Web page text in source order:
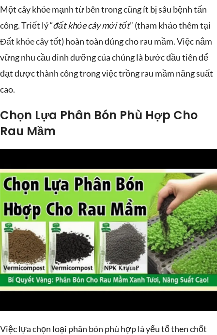
Một cây khỏe mạnh từ bên trong cũng ít bị sâu bệnh tấn
công. Triết lý “đất khỏe cây mới tốt” (tham khảo thêm tại
Đất khỏe cây tốt) hoàn toàn đúng cho rau mầm. Việc nắm
vững nhu cầu dinh dưỡng của chúng là bước đầu tiên để
đạt được thành công trong việc trồng rau mầm năng suất
cao.
Chọn Lựa Phân Bón Phù Hợp Cho
Rau Mầm
Việc lựa chọn loại phân bón phù hợp là yếu tố then chốt